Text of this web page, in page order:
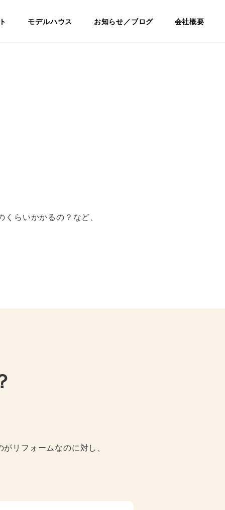
モデルハウス お知らせ／ブログ 会社概要
らいかかるの？など、
リフォームなのに対し、